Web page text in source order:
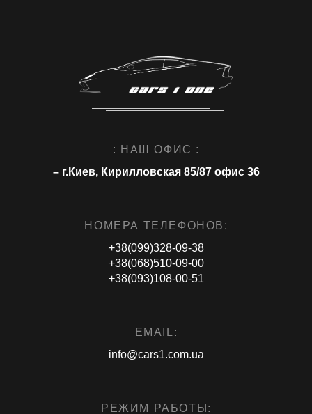
: НАШ ОФИС :
– г.Киев, Кирилловская 85/87 офис 36
НОМЕРА ТЕЛЕФОНОВ:
+38(099)328-09-38
+38(068)510-09-00
+38(093)108-00-51
EMAIL:
info@cars1.com.ua
РЕЖИМ РАБОТЫ: